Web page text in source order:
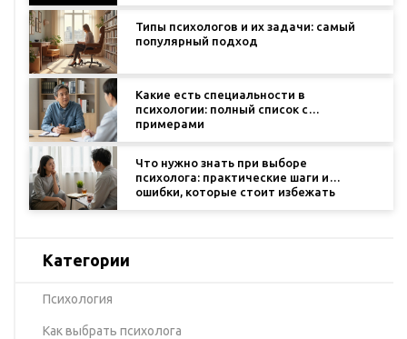
Типы психологов и их задачи: самый
популярный подход
Какие есть специальности в
психологии: полный список с
примерами
Что нужно знать при выборе
психолога: практические шаги и
ошибки, которые стоит избежать
Категории
Психология
Как выбрать психолога